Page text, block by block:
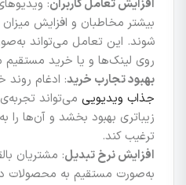
افزایش تعامل کاربران:
بیشتر مخاطبان و افزایش
شوند. این تعامل می‌تواند
روی لینک‌ها و یا خرید
بهبود تجارب خرید: ادغام روند
جذاب ویدیویی می‌تواند
زیباتری بهبود بخشد و آن‌ها را
ترغیب کند.
افزایش نرخ تبدیل: مشتریان
به‌صورت مستقیم به محصولات